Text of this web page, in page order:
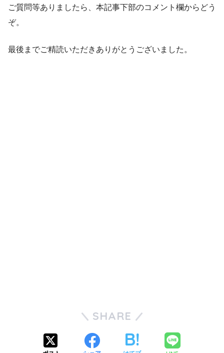
ご質問等ありましたら、本記事下部のコメント欄からどう
ぞ。
最後までご精読いただきありがとうございました。
SHARE